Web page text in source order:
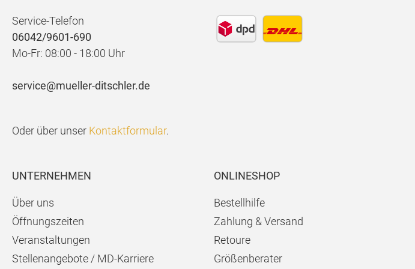
Service-Telefon
06042/9601-690
Mo-Fr: 08:00 - 18:00 Uhr
service@mueller-ditschler.de
Oder über unser Kontaktformular.
UNTERNEHMEN
Über uns
Öffnungszeiten
Veranstaltungen
Stellenangebote / MD-Karriere
ONLINESHOP
Bestellhilfe
Zahlung & Versand
Retoure
Größenberater